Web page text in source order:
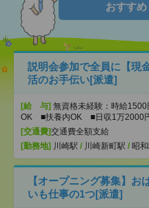
おすすめ
説明会参加で全員に【現
活のお手伝い[派遣]
[給 与] 無資格未経験：時給
OK ■扶養内OK ■日収1万2000
[交通費]交通費全額支給
[勤務地] 川崎駅 / 川崎新町駅 / 昭
【オープニング募集】お
いも仕事の1つ[派遣]